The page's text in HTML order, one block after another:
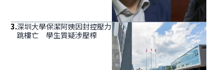
3.深圳大學保潔阿姨因封控壓力
跳樓亡 學生質疑涉壓榨